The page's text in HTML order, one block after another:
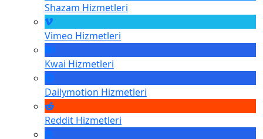
Shazam Hizmetleri
Vimeo Hizmetleri
Kwai Hizmetleri
Dailymotion Hizmetleri
Reddit Hizmetleri